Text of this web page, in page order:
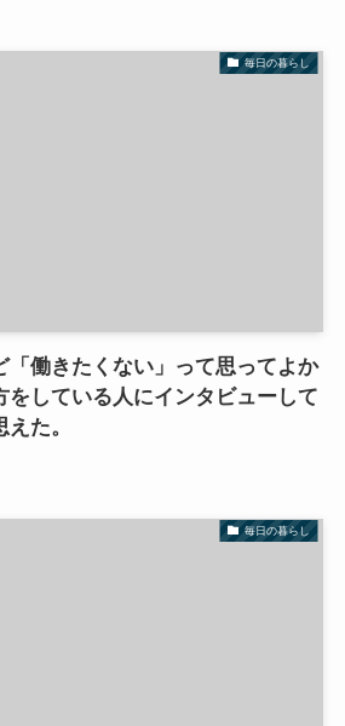
毎日の暮らし
「働きたくない」って思ってよか
をしている人にインタビューして
た。
毎日の暮らし